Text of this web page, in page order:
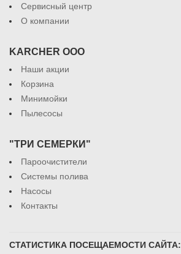
Сервисный центр
О компании
KARCHER ООО
Наши акции
Корзина
Минимойки
Пылесосы
"ТРИ СЕМЕРКИ"
Пароочистители
Системы полива
Насосы
Контакты
СТАТИСТИКА ПОСЕЩАЕМОСТИ САЙТА: